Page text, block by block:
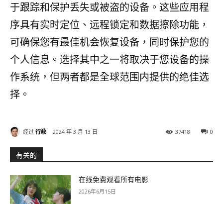
于跟踪和保护丢失或被盗的设备。这些应用程
序具有实时定位、远程锁定和数据擦除功能，
可确保您有最佳机会恢复设备，同时保护您的
个人信息。选择其中之一将取决于您设备的操
作系统，但两者都是全球范围内提供的绝佳选
择。
0
37418
经过 行政 2024 年 3 月 13 日
有关的
在线免费观看所有电影
2026年6月15日